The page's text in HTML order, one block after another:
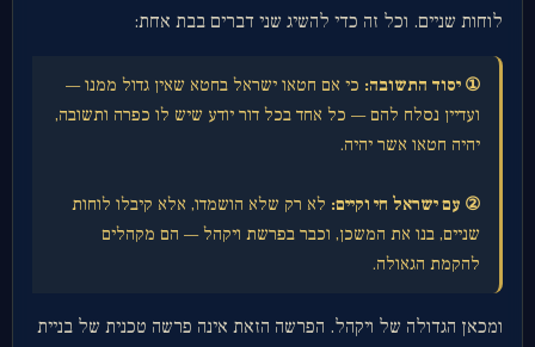
לוחות שניים. וכל זה כדי להשיג שני דברים בבת אחת:
① יסוד התשובה: כי אם חטאו ישראל בחטא שאין גדול ממנו —
ועדיין נסלח להם — כל אחד בכל דור יודע שיש לו כפרה ותשובה,
יהיה חטאו אשר יהיה.
② עם ישראל חי וקיים: לא רק שלא הושמדו, אלא קיבלו לוחות
שניים, בנו את המשכן, וכבר בפרשת ויקהל — הם מקהלים
להקמת הגאולה.
ומכאן הגדולה של ויקהל. הפרשה הזאת אינה פרשה טכנית של בניית